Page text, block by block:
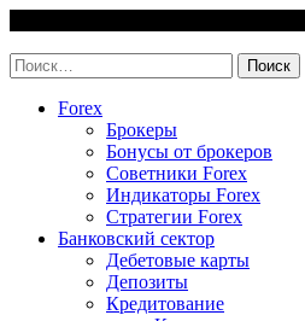
content
Найти:
Forex
Брокеры
Бонусы от брокеров
Советники Forex
Индикаторы Forex
Стратегии Forex
Банковский сектор
Дебетовые карты
Депозиты
Кредитование